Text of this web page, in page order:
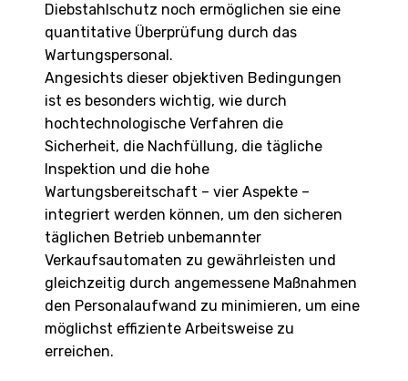
Diebstahlschutz noch ermöglichen sie eine
quantitative Überprüfung durch das
Wartungspersonal.
Angesichts dieser objektiven Bedingungen
ist es besonders wichtig, wie durch
hochtechnologische Verfahren die
Sicherheit, die Nachfüllung, die tägliche
Inspektion und die hohe
Wartungsbereitschaft – vier Aspekte –
integriert werden können, um den sicheren
täglichen Betrieb unbemannter
Verkaufsautomaten zu gewährleisten und
gleichzeitig durch angemessene Maßnahmen
den Personalaufwand zu minimieren, um eine
möglichst effiziente Arbeitsweise zu
erreichen.